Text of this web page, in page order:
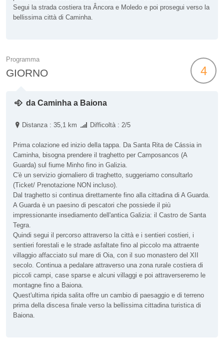
Segui la strada costiera tra Âncora e Moledo e poi prosegui verso la
bellissima città di Caminha.
Programma
GIORNO 4
da Caminha a Baiona
Distanza : 35,1 km Difficoltà : 2/5
Prima colazione ed inizio della tappa. Da Santa Rita de Cássia in
Caminha, bisogna prendere il traghetto per Camposancos (A
Guarda) sul fiume Minho fino in Galizia.
C'è un servizio giornaliero di traghetto, suggeriamo consultarlo
(Ticket/ Prenotazione NON incluso).
Dal traghetto si continua direttamente fino alla cittadina di A Guarda.
A Guarda è un paesino di pescatori che possiede il più
impressionante insediamento dell'antica Galizia: il Castro de Santa
Tegra.
Quindi segui il percorso attraverso la città e i sentieri costieri, i
sentieri forestali e le strade asfaltate fino al piccolo ma attraente
villaggio affacciato sul mare di Oia, con il suo monastero del XII
secolo. Continua a pedalare attraverso una zona rurale costiera di
piccoli campi, case sparse e alcuni villaggi e poi attraverseremo le
montagne fino a Baiona.
Quest'ultima ripida salita offre un cambio di paesaggio e di terreno
prima della discesa finale verso la bellissima cittadina turistica di
Baiona.